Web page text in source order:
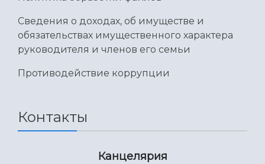
Сведения об образовательной организации
Официальные документы
Сведения о доходах, об имуществе и
обязательствах имущественного характера
руководителя и членов его семьи
Противодействие коррупции
Контакты
Канцелярия